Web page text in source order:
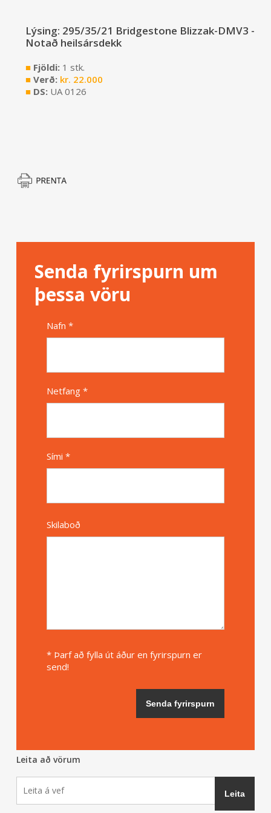
Lýsing: 295/35/21 Bridgestone Blizzak-DMV3 -
Notað heilsársdekk
■Fjöldi: 1 stk.
■Verð: kr. 22.000
■DS: UA 0126
Senda fyrirspurn um
þessa vöru
Nafn *
Netfang *
Sími *
Skilaboð
* Þarf að fylla út áður en fyrirspurn er
send!
Leita að vörum